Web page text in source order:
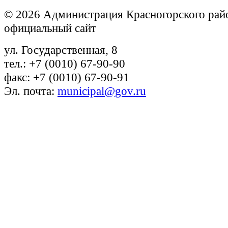
© 2026 Администрация Красногорского
официальный сайт
ул. Государственная, 8
тел.: +7 (0010) 67-90-90
факс: +7 (0010) 67-90-91
Эл. почта: municipal@gov.ru